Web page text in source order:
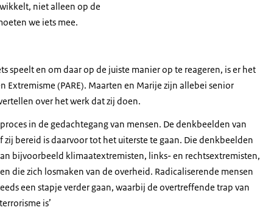
niet alleen op de
we iets mee.
speelt en om daar op de juiste manier op te reageren, is er het
Extremisme (PARE). Maarten en Marije zijn allebei senior
over het werk dat zij doen.
in de gedachtegang van mensen. De denkbeelden van
bereid is daarvoor tot het uiterste te gaan. Die denkbeelden
bijvoorbeeld klimaatextremisten, links- en rechtsextremisten,
die zich losmaken van de overheid. Radicaliserende mensen
een stapje verder gaan, waarbij de overtreffende trap van
is’